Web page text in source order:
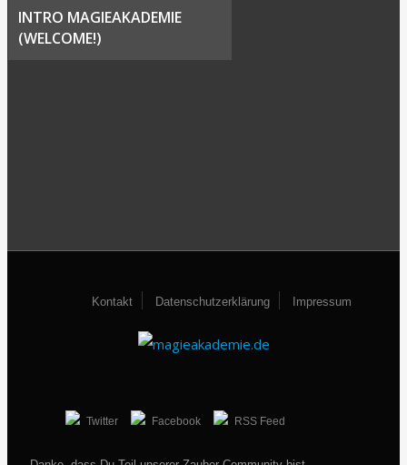
INTRO MAGIEAKADEMIE
(WELCOME!)
Kontakt Datenschutzerklärung Impressum
Twitter Facebook RSS Feed